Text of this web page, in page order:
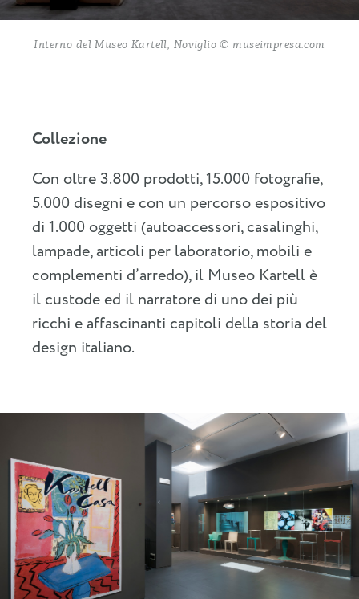
Interno del Museo Kartell, Noviglio © museimpresa.com
Collezione
Con oltre 3.800 prodotti, 15.000 fotografie,
5.000 disegni e con un percorso espositivo
di 1.000 oggetti (autoaccessori, casalinghi,
lampade, articoli per laboratorio, mobili e
complementi d’arredo), il Museo Kartell è
il custode ed il narratore di uno dei più
ricchi e affascinanti capitoli della storia del
design italiano.